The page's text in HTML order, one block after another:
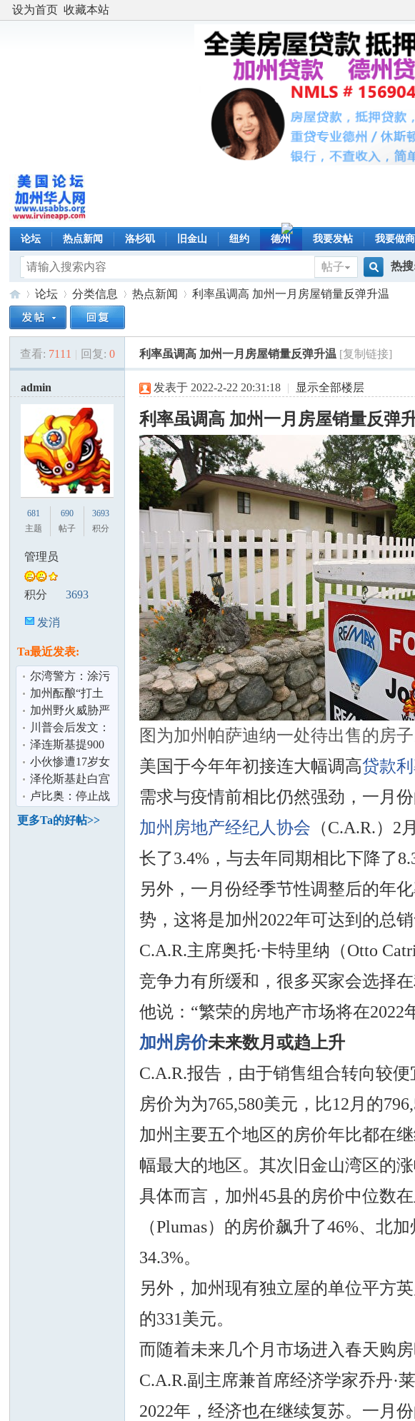
设为首页 收藏本站
论坛 热点新闻 洛杉矶 旧金山 纽约 德州 我要发帖 我要做
帖子
搜
索
热
美
国
»
论坛
›
分类信息 热点新闻
›
利率虽调高 加州一月房屋销量反弹升温
查看: 7111 | 回复: 0 利率虽调高 加州一月房屋销量反弹升温 [复制链接]
admin
681
主题
690
帖子
3693
积分
管理员
积分 3693
发消
Ta最近发表:
尔湾警方：涂污
13辆特斯拉男子
落网
加州酝酿“打土
豪” 资产5%“充
公” 硅谷巨
加州野火威胁严
峻 消防局吁民众
制定疏散计
川普会后发文：
正安排普泽会面
泽连斯基：
泽连斯基提900
亿美元军购 换美
安全保障
小伙惨遭17岁女
友10万卖到缅甸
家属：典型
泽伦斯基赴白宫
会川普 称寻求以
外交结束俄
卢比奥：停止战
争需俄乌双方都
做出让步
更多Ta的好帖>>
发表于 2022-2-22 20:31:18 | 显示全部楼层
利率虽调高 加州一月房屋销量反弹
图为加州帕萨迪纳一处待出售的房子
美国于今年年初接连大幅调高贷款
需求与疫情前相比仍然强劲，一月
加州房地产经纪人协会 （C.A.R.）
长了3.4%，与去年同期相比下降了
另外，一月份经季节性调整后的年
势，这将是加州2022年可达到的总销
C.A.R.主席奥托·卡特里纳（Otto
竞争力有所缓和，很多买家会选择
他说：“繁荣的房地产市场将在2022
加州房价未来数月或趋上升
C.A.R.报告，由于销售组合转向较
房价为为765,580美元，比12月的
加州主要五个地区的房价年比都在
幅最大的地区。其次旧金山湾区的涨
具体而言，加州45县的房价中位数
（Plumas）的房价飙升了46%、北
34.3%。
另外，加州现有独立屋的单位平方
的331美元。
而随着未来几个月市场进入春天购
C.A.R.副主席兼首席经济学家乔丹·
2022年，经济也在继续复苏。一月